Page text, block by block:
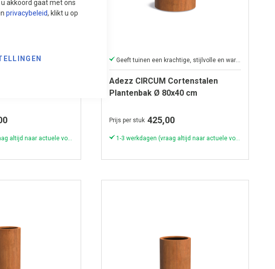
akkoord gaat met ons
privacybeleid, klikt u op
1-3 werkdagen (vraag altijd naar actuele voorraad & levertijd!)
Geeft tuinen een krachtige, stijlvolle en warme uitstraling.
Adezz CIRCUM Cortenstalen
Plantenbak Ø 80x40 cm
Prijs per stuk 425,00
1-3 werkdagen (vraag altijd naar actuele voorraad & levertijd!)